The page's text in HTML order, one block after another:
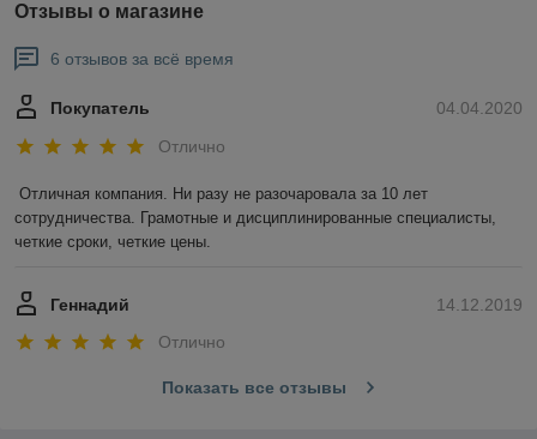
Отзывы о магазине
6 отзывов за всё время
04.04.2020
Покупатель
Отлично
Отличная компания. Ни разу не разочаровала за 10 лет
сотрудничества. Грамотные и дисциплинированные специалисты,
четкие сроки, четкие цены.
14.12.2019
Геннадий
Отлично
Показать все отзывы